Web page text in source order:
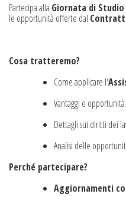
Partecipa alla Giornata di Studio
le opportunità offerte dal
Cosa tratteremo?
Come applicare l'
Vantaggi e
Dettagli sui diritti dei
Analisi delle
Perché partecipare?
Aggiornamenti